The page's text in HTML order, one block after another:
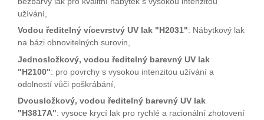
užívání,
Vodou ředitelný vícevrstvý UV lak "H2031": Nábytkový lak
na bázi obnovitelných surovin,
Jednosložkový, vodou ředitelný barevný UV lak
"H2100": pro povrchy s vysokou intenzitou užívání a
odolností vůči poškrábání,
Dvousložkový, vodou ředitelný barevný UV lak
"H3817A": vysoce krycí lak pro rychlé a racionální zhotovení